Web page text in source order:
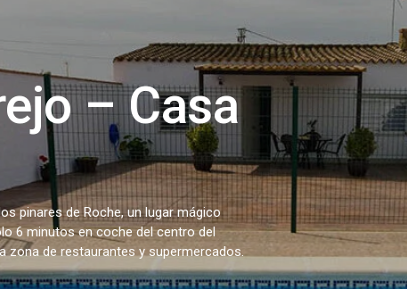
– Casa
pinares de Roche, un lugar mágico
6 minutos en coche del centro del
zona de restaurantes y supermercados.